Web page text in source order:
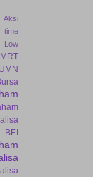
Aksi